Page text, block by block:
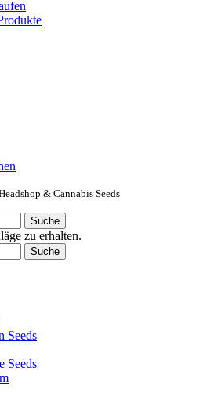
& Cannabis Seeds
Suche
zu erhalten.
Suche
Seeds
Seeds